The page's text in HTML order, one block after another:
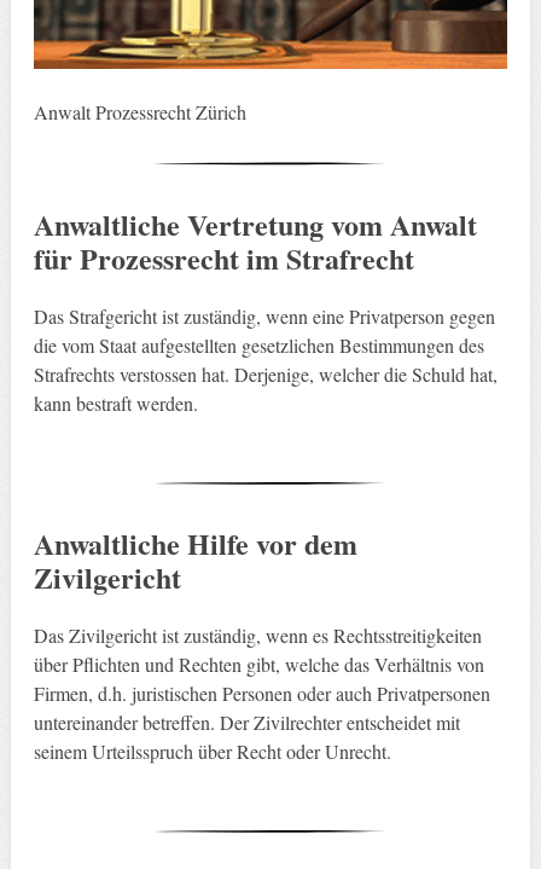
Anwalt Prozessrecht Zürich
Anwaltliche Vertretung vom Anwalt
für Prozessrecht im Strafrecht
Das Strafgericht ist zuständig, wenn eine Privatperson gegen
die vom Staat aufgestellten gesetzlichen Bestimmungen des
Strafrechts verstossen hat. Derjenige, welcher die Schuld hat,
kann bestraft werden.
Anwaltliche Hilfe vor dem
Zivilgericht
Das Zivilgericht ist zuständig, wenn es Rechtsstreitigkeiten
über Pflichten und Rechten gibt, welche das Verhältnis von
Firmen, d.h. juristischen Personen oder auch Privatpersonen
untereinander betreffen. Der Zivilrechter entscheidet mit
seinem Urteilsspruch über Recht oder Unrecht.